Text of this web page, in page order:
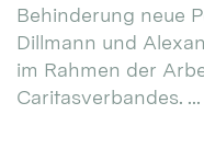
Behinderung neue
Dillmann und
im Rahmen der
Caritasverbandes. ...